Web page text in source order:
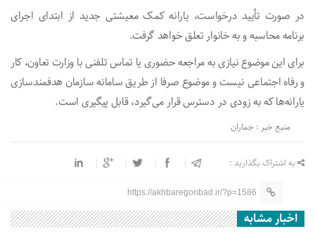
در صورت تأیید درخواست، یارانه کمک معیشتی جدید از ابتدای اجرای
برنامه محاسبه و به خانوار تعلق خواهد گرفت.
برای این موضوع نیازی به مراجعه حضوری یا تماس تلفنی با وزارت تعاون، کار
و رفاه اجتماعی نیست و موضوع صرفا از طریق سامانه سازمان هدفمندسازی
یارانه‌ها که به زودی در دسترس قرار می‌گیرد، قابل پیگیری است.
منبع خبر : جماران
به اشتراک بگذارید :
https://akhbaregonbad.ir/?p=1586
اخبار مشابه